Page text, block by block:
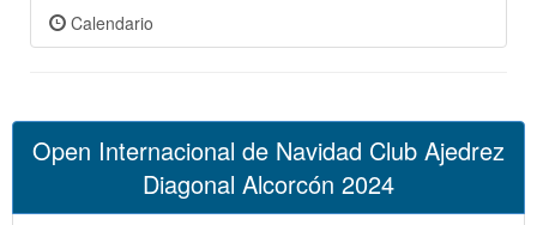
Calendario
Open Internacional de Navidad Club Ajedrez
Diagonal Alcorcón 2024